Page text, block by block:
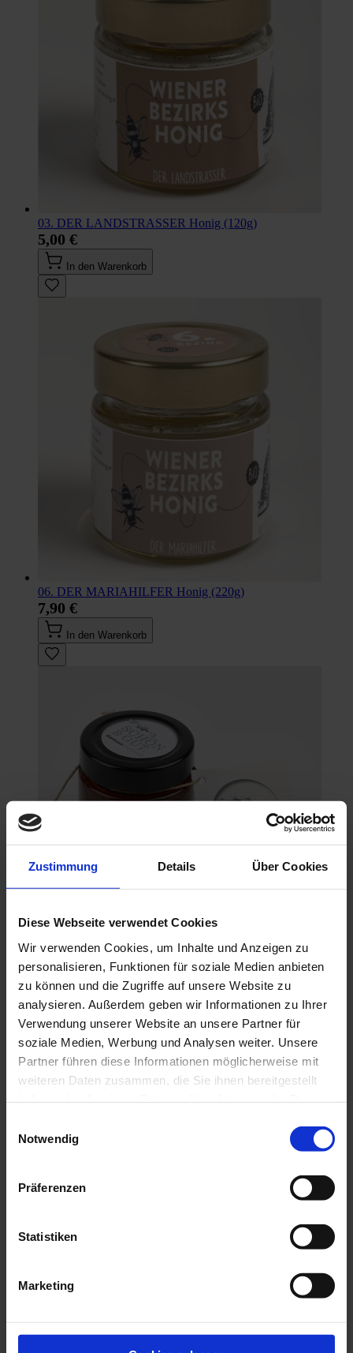
Zustimmung Details Über Cookies
Diese Webseite verwendet Cookies
Wir verwenden Cookies, um Inhalte und Anzeigen zu
personalisieren, Funktionen für soziale Medien anbieten
zu können und die Zugriffe auf unsere Website zu
analysieren. Außerdem geben wir Informationen zu Ihrer
Verwendung unserer Website an unsere Partner für
soziale Medien, Werbung und Analysen weiter. Unsere
Partner führen diese Informationen möglicherweise mit
weiteren Daten zusammen, die Sie ihnen bereitgestellt
Notwendig
Präferenzen
Statistiken
Marketing
03. DER LANDSTRASSER Honig (120g)
5,00 €
In den Warenkorb
06. DER MARIAHILFER Honig (220g)
7,90 €
In den Warenkorb
Bio Marmelade ERDBEERE 125ml
5,90 €
In den Warenkorb